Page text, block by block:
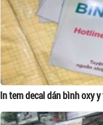
In tem decal dán bình oxy